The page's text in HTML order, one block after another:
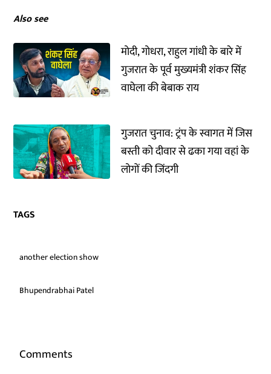
Also see
मोदी, गोधरा, राहुल गांधी के बारे में
गुजरात के पूर्व मुख्यमंत्री शंकर सिंह
वाघेला की बेबाक राय
गुजरात चुनाव: ट्रंप के स्वागत में जिस
बस्ती को दीवार से ढका गया वहां के
लोगों की जिंदगी
TAGS
another election show
Bhupendrabhai Patel
Comments